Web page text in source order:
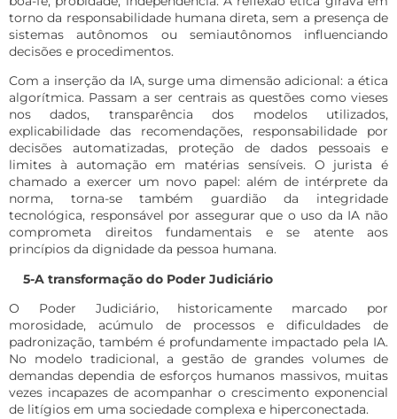
torno da responsabilidade humana direta, sem a presença de
sistemas autônomos ou semiautônomos influenciando
decisões e procedimentos.
Com a inserção da IA, surge uma dimensão adicional: a ética
algorítmica. Passam a ser centrais as questões como vieses
nos dados, transparência dos modelos utilizados,
explicabilidade das recomendações, responsabilidade por
decisões automatizadas, proteção de dados pessoais e
limites à automação em matérias sensíveis. O jurista é
chamado a exercer um novo papel: além de intérprete da
norma, torna-se também guardião da integridade
tecnológica, responsável por assegurar que o uso da IA não
comprometa direitos fundamentais e se atente aos
princípios da dignidade da pessoa humana.
5-A transformação do Poder Judiciário
O Poder Judiciário, historicamente marcado por
morosidade, acúmulo de processos e dificuldades de
padronização, também é profundamente impactado pela IA.
No modelo tradicional, a gestão de grandes volumes de
demandas dependia de esforços humanos massivos, muitas
vezes incapazes de acompanhar o crescimento exponencial
de litígios em uma sociedade complexa e hiperconectada.